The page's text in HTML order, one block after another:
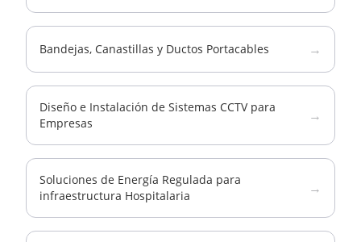
Bandejas, Canastillas y Ductos Portacables →
Diseño e Instalación de Sistemas CCTV para
Empresas
→
Soluciones de Energía Regulada para
infraestructura Hospitalaria
→